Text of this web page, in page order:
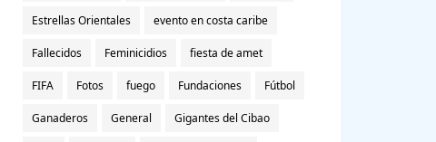
Estrellas Orientales evento en costa caribe
Fallecidos Feminicidios fiesta de amet
FIFA Fotos fuego Fundaciones Fútbol
Ganaderos General Gigantes del Cibao